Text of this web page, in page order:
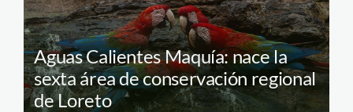
Aguas Calientes Maquía: nace la
sexta área de conservación regional
de Loreto